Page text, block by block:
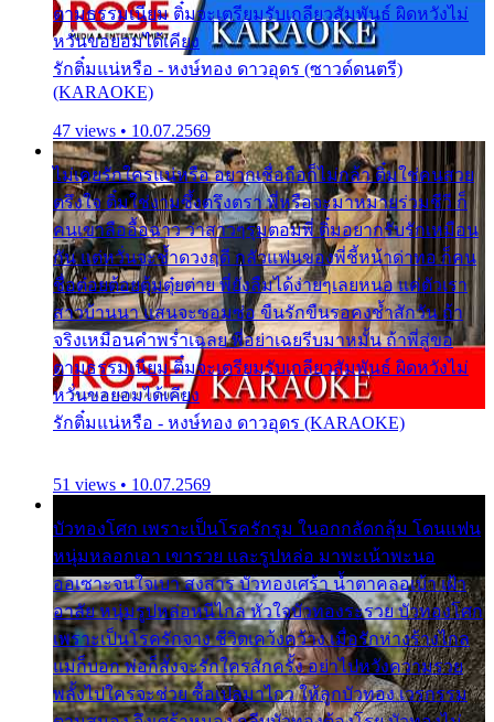
ตามธรรมเนียม ติ๋มจะเตรียมรับเกลียวสัมพันธ์ ผิดหวังไม่
หวั่นขอยอมได้เคียง
รักติ๋มแน่หรือ - หงษ์ทอง ดาวอุดร (ซาวด์ดนตรี)
(KARAOKE)
47 views • 10.07.2569
ไม่เคยรักใครแน่หรือ อยากเชื่อถือก็ไม่กล้า ติ๋มใช่คนสวย
ตรึงใจ ติ๋มใช่งามซึ้งตรึงตรา พี่หรือจะมาหมายร่วมชีวี ก็
คนเขาลืออื้อฉาว ว่าสาวๆรุมตอมพี่ ติ๋มอยากรับรักเหมือน
กัน แต่หวั่นจะช้ำดวงฤดี กลัวแฟนของพี่ชี้หน้าด่าทอ ก็คน
ชื่อต๋อยต้อยตุ้มตุ๋ยต่าย พี่ยังลืมได้ง่ายๆเลยหนอ แค่ตัวเรา
สาวบ้านนา แสนจะซอมซ่อ ขืนรักขืนรอคงช้ำสักวัน ถ้า
จริงเหมือนคำพร่ำเฉลย พี่อย่าเฉยรีบมาหมั้น ถ้าพี่สู่ขอ
ตามธรรมเนียม ติ๋มจะเตรียมรับเกลียวสัมพันธ์ ผิดหวังไม่
หวั่นขอยอมได้เคียง
รักติ๋มแน่หรือ - หงษ์ทอง ดาวอุดร (KARAOKE)
51 views • 10.07.2569
บัวทองโศก เพราะเป็นโรครักรุม ในอกกลัดกลุ้ม โดนแฟน
หนุ่มหลอกเอา เขารวย และรูปหล่อ มาพะเน้าพะนอ
ออเซาะจนใจเบา สงสาร บัวทองเศร้า น้ำตาคลอเบ้า เฝ้า
อาลัย หนุ่มรูปหล่อหนีไกล หัวใจบัวทองระรวย บัวทองโศก
เพราะเป็นโรครักจาง ชีวิตเคว้งคว้าง เมื่อรักห่างร้างไกล
แม่ก็บอก พ่อก็สั่งจะรักใครสักครั้ง อย่าไปหวังความรวย
พลั้งไปใครจะช่วย ซื้อเปลมาไกว ให้ลูกบัวทอง เวรกรรม